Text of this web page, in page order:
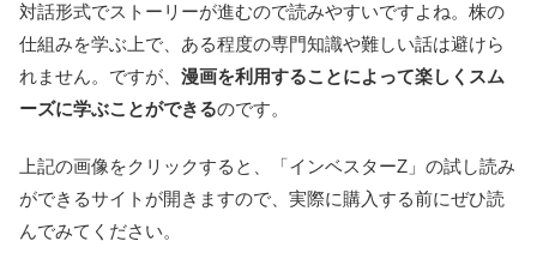
対話形式でストーリーが進むので読みやすいですよね。株の
仕組みを学ぶ上で、ある程度の専門知識や難しい話は避けら
れません。ですが、 漫画を利用することによって楽しくスム
ーズに学ぶことができるのです。
上記の画像をクリックすると、「インベスターZ」の試し読み
ができるサイトが開きますので、実際に購入する前にぜひ読
んでみてください。